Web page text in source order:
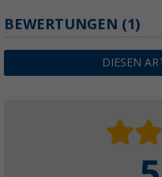
BEWERTUNGEN (1)
DIESEN